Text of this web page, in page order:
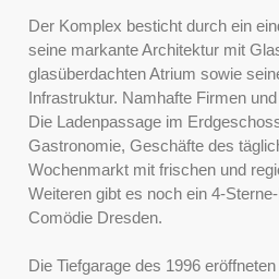
Der Komplex besticht durch ein
seine markante Architektur mit
glasüberdachten Atrium sowie
Infrastruktur. Namhafte Firmen
Die Ladenpassage im
Gastronomie, Geschäfte des
Wochenmarkt mit frischen und
Weiteren gibt es noch ein 4-
Comödie Dresden.
Die Tiefgarage des 1996